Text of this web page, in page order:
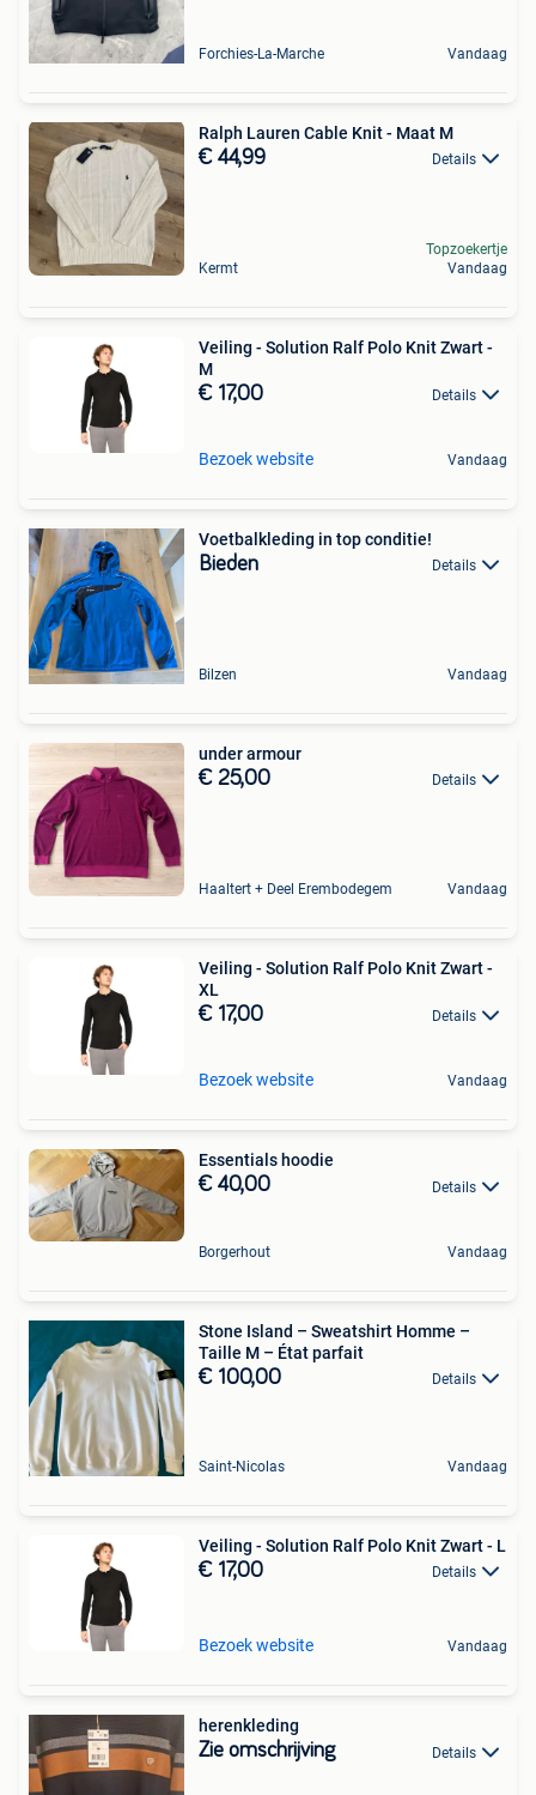
Forchies-La-Marche Vandaag
Ralph Lauren Cable Knit - Maat M
€ 44,99 Details
Kermt
Topzoekertje
Vandaag
Veiling - Solution Ralf Polo Knit Zwart -
M
€ 17,00 Details
Bezoek website Vandaag
Voetbalkleding in top conditie!
Bieden Details
Bilzen Vandaag
under armour
€ 25,00 Details
Haaltert + Deel Erembodegem Vandaag
Veiling - Solution Ralf Polo Knit Zwart -
XL
€ 17,00 Details
Bezoek website Vandaag
Essentials hoodie
€ 40,00 Details
Borgerhout Vandaag
Stone Island – Sweatshirt Homme –
Taille M – État parfait
€ 100,00 Details
Saint-Nicolas Vandaag
Veiling - Solution Ralf Polo Knit Zwart - L
€ 17,00 Details
Bezoek website Vandaag
herenkleding
Zie omschrijving Details